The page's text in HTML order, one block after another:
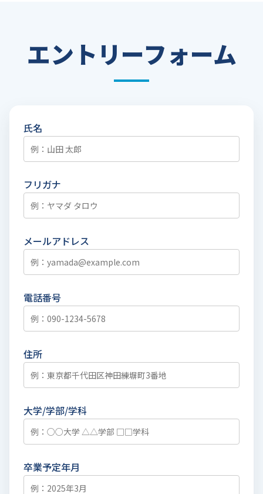
エントリーフォーム
氏名
フリガナ
メールアドレス
電話番号
住所
大学/学部/学科
卒業予定年月